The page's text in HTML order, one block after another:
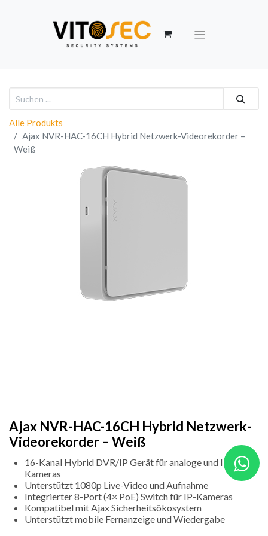
Alle Produkts
Ajax NVR-HAC-16CH Hybrid Netzwerk-Videorekorder –
Weiß
Ajax NVR-HAC-16CH Hybrid Netzwerk-
Videorekorder – Weiß
16-Kanal Hybrid DVR/IP Gerät für analoge und IP-
Kameras
Unterstützt 1080p Live-Video und Aufnahme
Integrierter 8-Port (4× PoE) Switch für IP-Kameras
Kompatibel mit Ajax Sicherheitsökosystem
Unterstützt mobile Fernanzeige und Wiedergabe